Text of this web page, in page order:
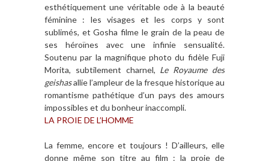
esthétiquement une véritable ode à la beauté
féminine : les visages et les corps y sont
sublimés, et Gosha filme le grain de la peau de
ses héroïnes avec une infinie sensualité.
Soutenu par la magnifique photo du fidèle Fuji
Morita, subtilement charnel, Le Royaume des
geishasallie l’ampleur de la fresque historique au
romantisme pathétique d’un pays des amours
impossibles et du bonheur inaccompli.
LA PROIE DE L’HOMME
La femme, encore et toujours ! D’ailleurs, elle
donne même son titre au film : la proie de